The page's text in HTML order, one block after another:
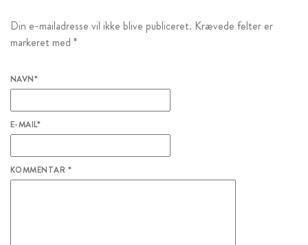
Din e-mailadresse vil ikke blive publiceret. Krævede felter er
markeret med *
NAVN*
E-MAIL*
KOMMENTAR *